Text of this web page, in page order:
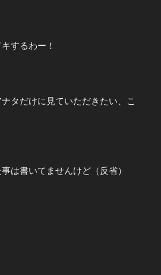
するわー！
タだけに見ていただきたい、こ
は書いてませんけど（反省）